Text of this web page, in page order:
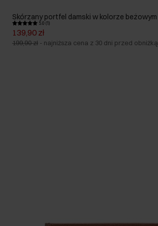
Skórzany portfel damski w kolorze beżowym
5.0 (1)
139,90 zł
199,90 zł - najniższa cena z 30 dni przed obniżką